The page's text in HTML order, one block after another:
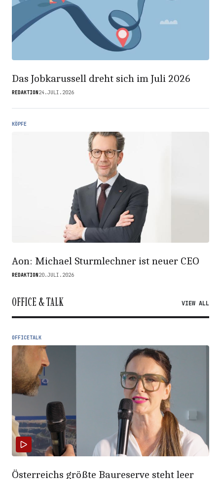
Das Jobkarussell dreht sich im Juli 2026
REDAKTION24.JULI.2026
KÖPFE
Aon: Michael Sturmlechner ist neuer CEO
REDAKTION20.JULI.2026
OFFICE & TALK VIEW ALL
OFFICETALK
Österreichs größte Baureserve steht leer